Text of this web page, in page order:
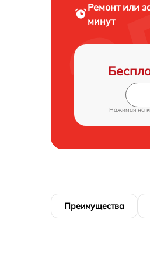
Ремонт или
минут
Нажимая на
Преимущества